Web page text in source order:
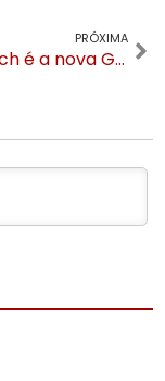
PRÓXIMA
Milla Fisch é a nova Gerente de Eventos da Gramadotur